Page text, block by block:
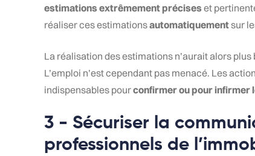
estimations extrêmement préciseset
réaliser ces estimationsautomatiquementsur
La réalisation des estimations n’aurait alors
L’emploi n’est cependant pas menacé. Les
indispensables pourconfirmer ou pour infirmer
3 - Sécuriser la
professionnels de